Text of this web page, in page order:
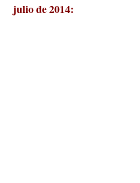
julio de 2014: